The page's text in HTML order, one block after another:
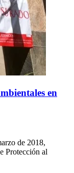
en
de 2018,
Protección al